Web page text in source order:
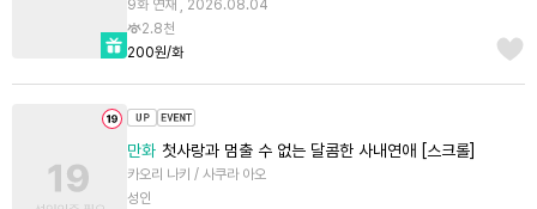
9화 연재 , 2026.08.04
2.8천
200원/화
만화 첫사랑과 멈출 수 없는 달콤한 사내연애 [스크롤]
카오리 나키 / 사쿠라 아오
성인